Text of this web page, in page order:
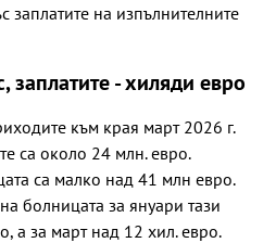
заплатите на изпълнителните
заплатите - хиляди евро
към края март 2026 г.
са около 24 млн. евро.
са малко над 41 млн евро.
болницата за януари тази
а за март над 12 хил. евро.